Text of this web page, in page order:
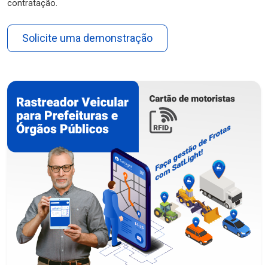
contratação.
Solicite uma demonstração